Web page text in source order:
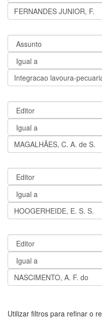
Utilizar filtros para refinar o